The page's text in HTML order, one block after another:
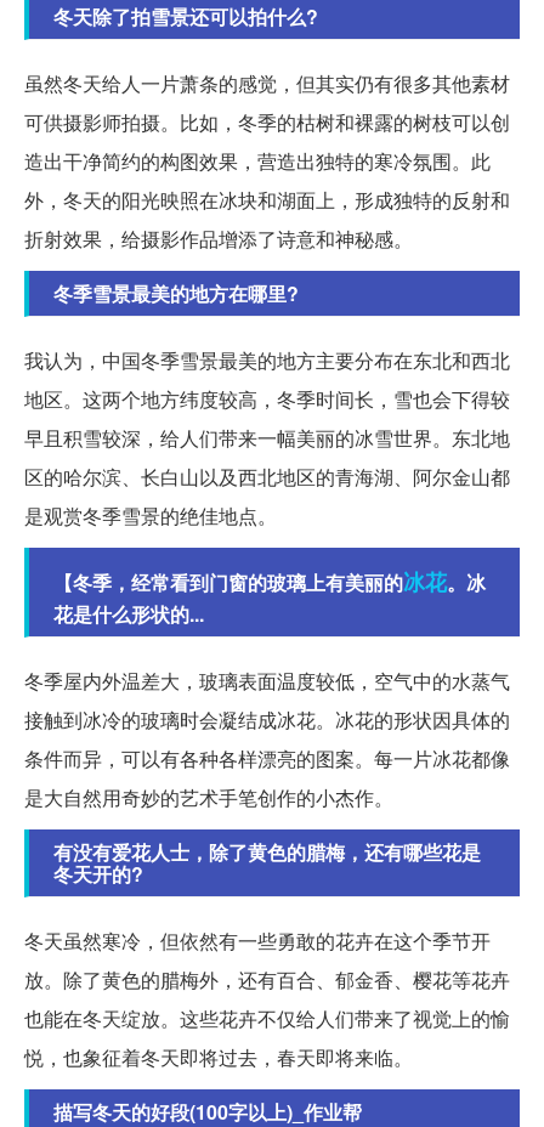
冬天除了拍雪景还可以拍什么?
虽然冬天给人一片萧条的感觉，但其实仍有很多其他素材
可供摄影师拍摄。比如，冬季的枯树和裸露的树枝可以创
造出干净简约的构图效果，营造出独特的寒冷氛围。此
外，冬天的阳光映照在冰块和湖面上，形成独特的反射和
折射效果，给摄影作品增添了诗意和神秘感。
冬季雪景最美的地方在哪里?
我认为，中国冬季雪景最美的地方主要分布在东北和西北
地区。这两个地方纬度较高，冬季时间长，雪也会下得较
早且积雪较深，给人们带来一幅美丽的冰雪世界。东北地
区的哈尔滨、长白山以及西北地区的青海湖、阿尔金山都
是观赏冬季雪景的绝佳地点。
【冬季，经常看到门窗的玻璃上有美丽的冰花。冰
花是什么形状的...
冬季屋内外温差大，玻璃表面温度较低，空气中的水蒸气
接触到冰冷的玻璃时会凝结成冰花。冰花的形状因具体的
条件而异，可以有各种各样漂亮的图案。每一片冰花都像
是大自然用奇妙的艺术手笔创作的小杰作。
有没有爱花人士，除了黄色的腊梅，还有哪些花是
冬天开的?
冬天虽然寒冷，但依然有一些勇敢的花卉在这个季节开
放。除了黄色的腊梅外，还有百合、郁金香、樱花等花卉
也能在冬天绽放。这些花卉不仅给人们带来了视觉上的愉
悦，也象征着冬天即将过去，春天即将来临。
描写冬天的好段(100字以上)_作业帮